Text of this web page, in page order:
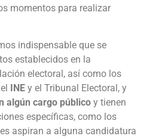
momentos para realizar
indispensable que se
establecidos en la
electoral, así como los
INE y el Tribunal Electoral, y
algún cargo público y tienen
específicas, como los
aspiran a alguna candidatura